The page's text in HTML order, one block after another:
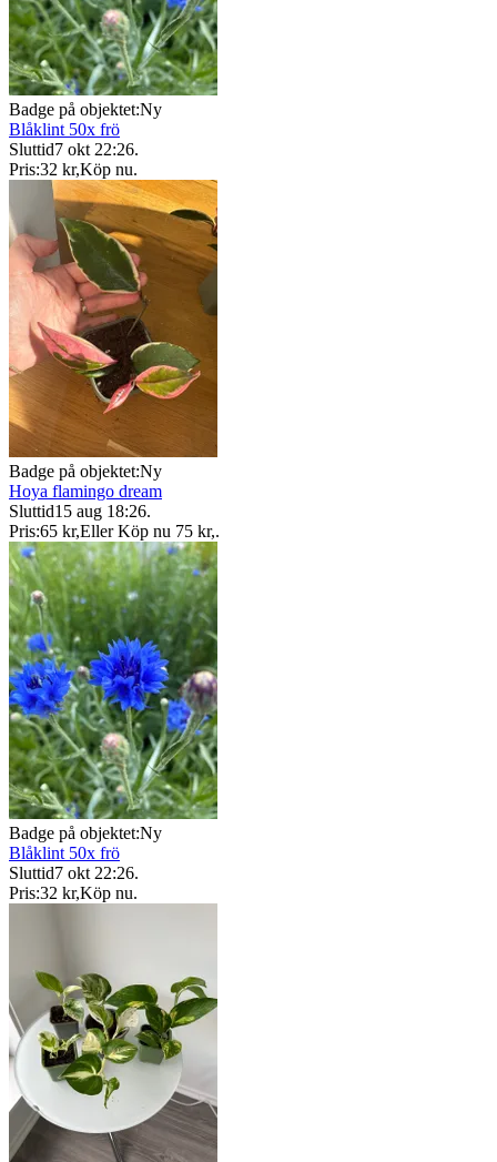
Badge på objektet:Ny
Blåklint 50x frö
Sluttid7 okt 22:26.
Pris:32 kr,Köp nu.
Badge på objektet:Ny
Hoya flamingo dream
Sluttid15 aug 18:26.
Pris:65 kr,Eller Köp nu 75 kr,.
Badge på objektet:Ny
Blåklint 50x frö
Sluttid7 okt 22:26.
Pris:32 kr,Köp nu.